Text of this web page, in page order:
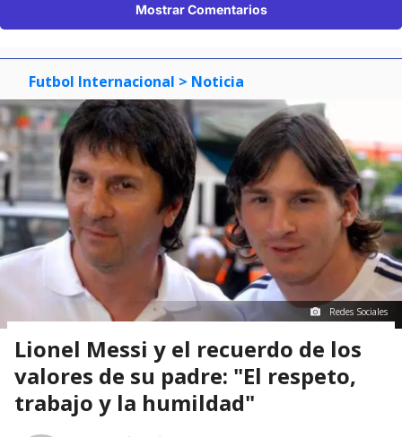
Mostrar Comentarios
Futbol Internacional > Noticia
Redes Sociales
Lionel Messi y el recuerdo de los
valores de su padre: "El respeto,
trabajo y la humildad"